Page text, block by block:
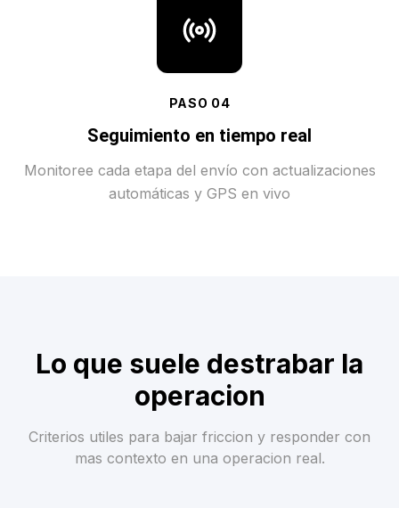
PASO 04
Seguimiento en tiempo real
Monitoree cada etapa del envío con actualizaciones
automáticas y GPS en vivo
Lo que suele destrabar la
operacion
Criterios utiles para bajar friccion y responder con
mas contexto en una operacion real.